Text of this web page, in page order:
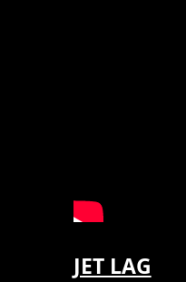
JET LAG